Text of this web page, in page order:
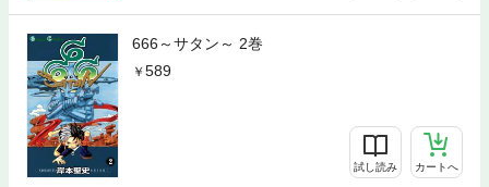
666～サタン～ 2巻
589
試し読み カートへ